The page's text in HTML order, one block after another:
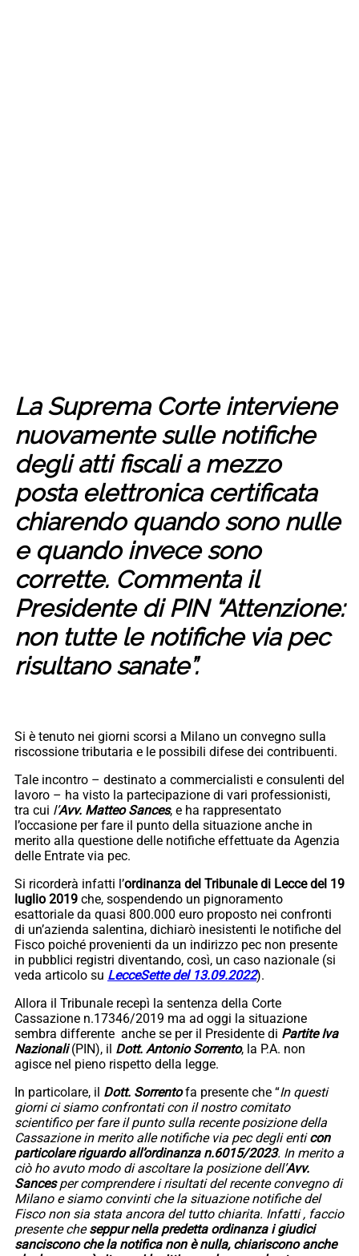
La Suprema Corte interviene
nuovamente sulle notifiche
degli atti fiscali a mezzo
posta elettronica certificata
chiarendo quando sono nulle
e quando invece sono
corrette. Commenta il
Presidente di PIN “Attenzione:
non tutte le notifiche via pec
risultano sanate”.
Si è tenuto nei giorni scorsi a Milano un convegno sulla
riscossione tributaria e le possibili difese dei contribuenti.
Tale incontro – destinato a commercialisti e consulenti del
lavoro – ha visto la partecipazione di vari professionisti,
tra cui l’Avv. Matteo Sances, e ha rappresentato
l’occasione per fare il punto della situazione anche in
merito alla questione delle notifiche effettuate da Agenzia
delle Entrate via pec.
Si ricorderà infatti l’ordinanza del Tribunale di Lecce del 19
luglio 2019 che, sospendendo un pignoramento
esattoriale da quasi 800.000 euro proposto nei confronti
di un’azienda salentina, dichiarò inesistenti le notifiche del
Fisco poiché provenienti da un indirizzo pec non presente
in pubblici registri diventando, così, un caso nazionale (si
veda articolo su LecceSette del 13.09.2022).
Allora il Tribunale recepì la sentenza della Corte
Cassazione n.17346/2019 ma ad oggi la situazione
sembra differente anche se per il Presidente di Partite Iva
Nazionali(PIN), il Dott. Antonio Sorrento, la P.A. non
agisce nel pieno rispetto della legge.
In particolare, il Dott. Sorrentofa presente che “In questi
giorni ci siamo confrontati con il nostro comitato
scientifico per fare il punto sulla recente posizione della
Cassazione in merito alle notifiche via pec degli enticon
particolare riguardo all’ordinanza n.6015/2023. In merito a
ciò ho avuto modo di ascoltare la posizione dell’Avv.
Sancesper comprendere i risultati del recente convegno di
Milano e siamo convinti che la situazione notifiche del
Fisco non sia stata ancora del tutto chiarita. Infatti , faccio
presente cheseppur nella predetta ordinanza i giudici
sanciscono che la notifica non è nulla, chiariscono anche